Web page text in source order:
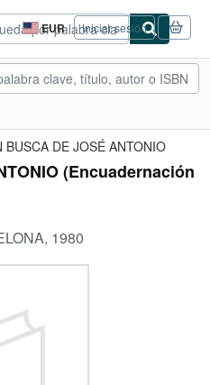
EUR
Preferencias
de
compra
del
Iniciar sesión
BUSCA DE JOSÉ ANTONIO
(Encuadernación
1980